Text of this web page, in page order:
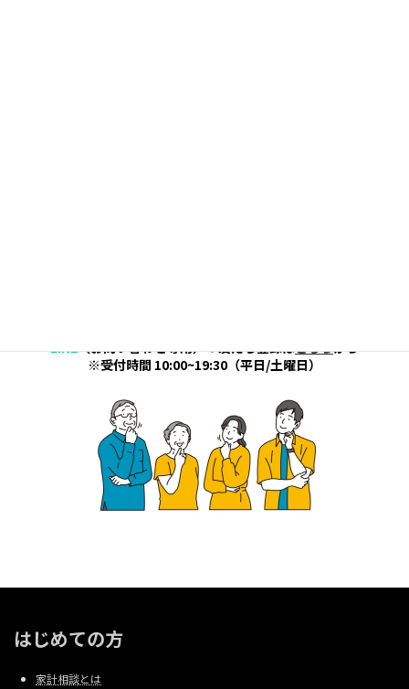
LINE（お問い合わせ専用）：友だち登録はこちらから
※受付時間 10:00~19:30（平日/土曜日）
はじめての方
家計相談とは